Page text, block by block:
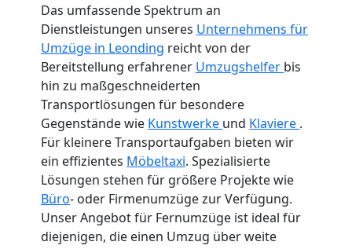
Das umfassende Spektrum an
Dienstleistungen unseres Unternehmens für
Umzüge in Leonding reicht von der
Bereitstellung erfahrener Umzugshelfer bis
hin zu maßgeschneiderten
Transportlösungen für besondere
Gegenstände wie Kunstwerke und Klaviere .
Für kleinere Transportaufgaben bieten wir
ein effizientes Möbeltaxi. Spezialisierte
Lösungen stehen für größere Projekte wie
Büro- oder Firmenumzüge zur Verfügung.
Unser Angebot für Fernumzüge ist ideal für
diejenigen, die einen Umzug über weite